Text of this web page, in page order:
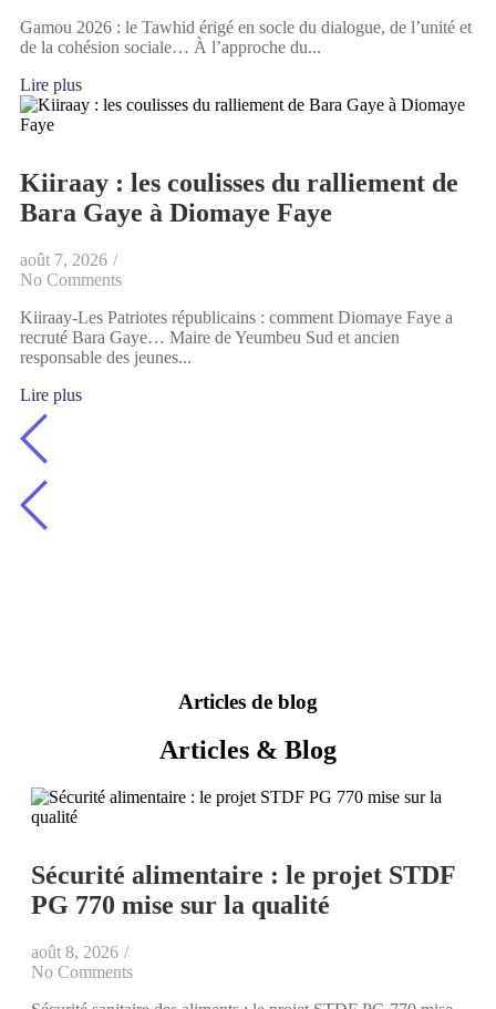
Gamou 2026 : le Tawhid érigé en socle du dialogue, de l’unité et
de la cohésion sociale… À l’approche du...
Lire plus
Kiiraay : les coulisses du ralliement de
Bara Gaye à Diomaye Faye
août 7, 2026 /
No Comments
Kiiraay-Les Patriotes républicains : comment Diomaye Faye a
recruté Bara Gaye… Maire de Yeumbeu Sud et ancien
responsable des jeunes...
Lire plus
Articles de blog
Articles & Blog
Sécurité alimentaire : le projet STDF
PG 770 mise sur la qualité
août 8, 2026 /
No Comments